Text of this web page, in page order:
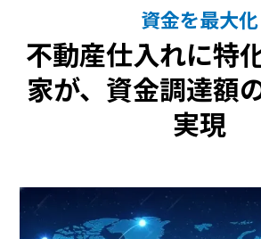
資金を最大化
不動産仕入れに特
家が、資金調達額
実現